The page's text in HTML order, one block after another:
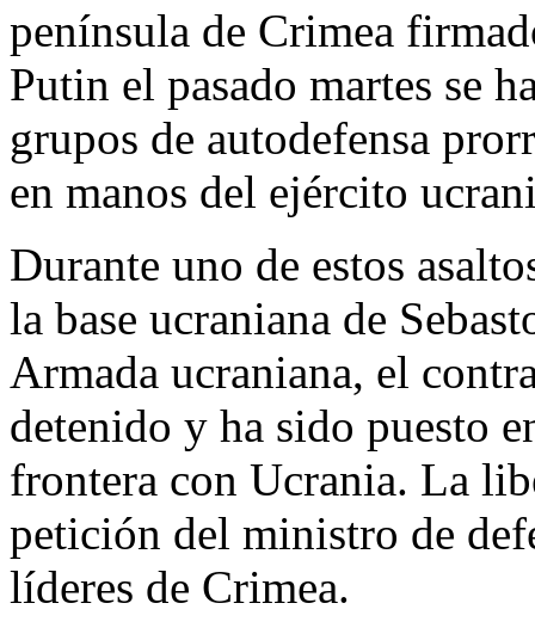
península de Crimea
Putin el pasado martes se
grupos de autodefensa
en manos del ejército
Durante uno de estos
la base ucraniana de
Armada ucraniana, el
detenido y ha sido puesto
frontera con Ucrania. La
petición del ministro de
líderes de Crimea.